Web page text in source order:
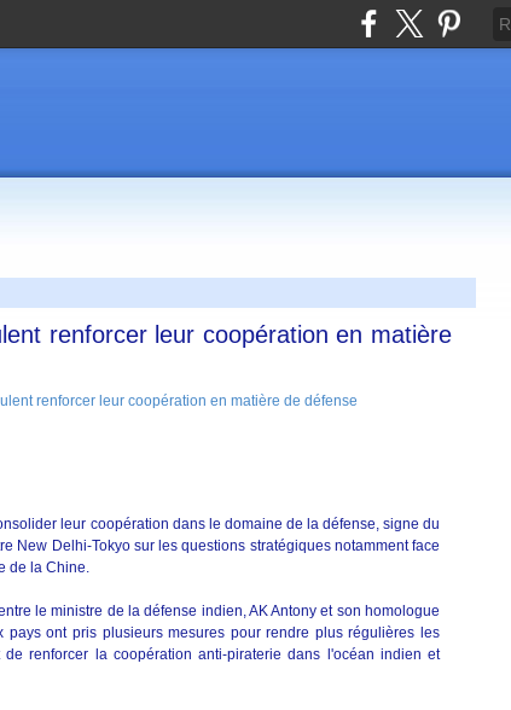
renforcer leur coopération en matière
leur coopération dans le domaine de la défense, signe du
New Delhi-Tokyo sur les questions stratégiques notamment face
de la Chine.
le ministre de la défense indien, AK Antony et son homologue
pays ont pris plusieurs mesures pour rendre plus régulières les
renforcer la coopération anti-piraterie dans l'océan indien et